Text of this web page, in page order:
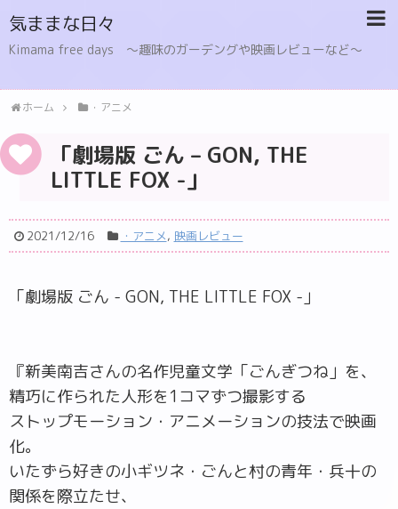
気ままな日々
Kimama free days 〜趣味のガーデングや映画レビューなど〜
ホーム ・アニメ
「劇場版 ごん – GON, THE
LITTLE FOX -」
2021/12/16 ・アニメ, 映画レビュー
「劇場版 ごん - GON, THE LITTLE FOX -」
『新美南吉さんの名作児童文学「ごんぎつね」を、
精巧に作られた人形を1コマずつ撮影する
ストップモーション・アニメーションの技法で映画
化。
いたずら好きの小ギツネ・ごんと村の青年・兵十の
関係を際立たせ、